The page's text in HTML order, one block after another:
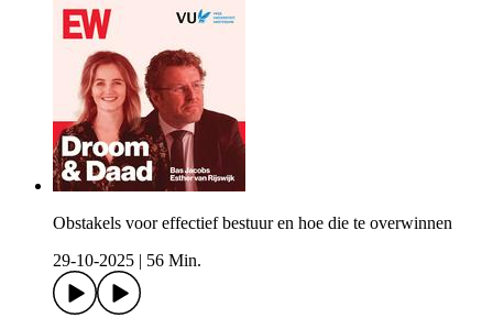
Obstakels voor effectief bestuur en hoe die te overwinnen
29-10-2025
56 Min.